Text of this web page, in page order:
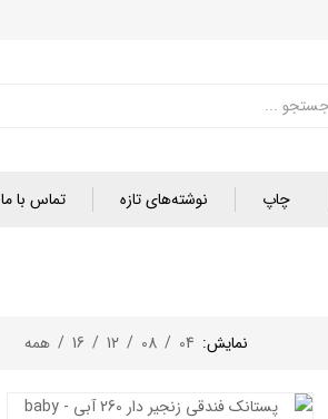
چاپ نوشته‌های تازه تماس با ما
نمایش: 04
/
08
/
12
/
16
/ همه